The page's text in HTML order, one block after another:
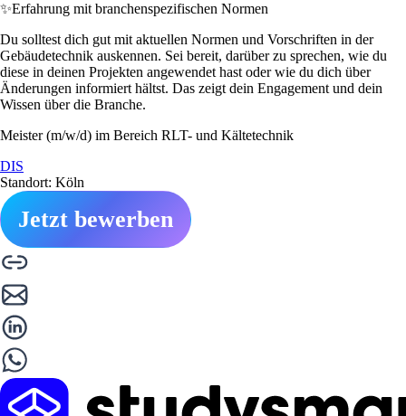
✨Erfahrung mit branchenspezifischen Normen
Du solltest dich gut mit aktuellen Normen und Vorschriften in der
Gebäudetechnik auskennen. Sei bereit, darüber zu sprechen, wie du
diese in deinen Projekten angewendet hast oder wie du dich über
Änderungen informiert hältst. Das zeigt dein Engagement und dein
Wissen über die Branche.
Meister (m/w/d) im Bereich RLT- und Kältetechnik
DIS
Standort: Köln
Jetzt bewerben